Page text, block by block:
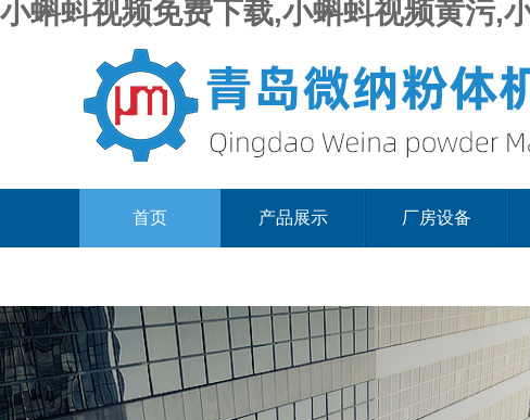
小蝌蚪视频免费下载,小蝌蚪视频黄污,
首页 产品展示 厂房设备